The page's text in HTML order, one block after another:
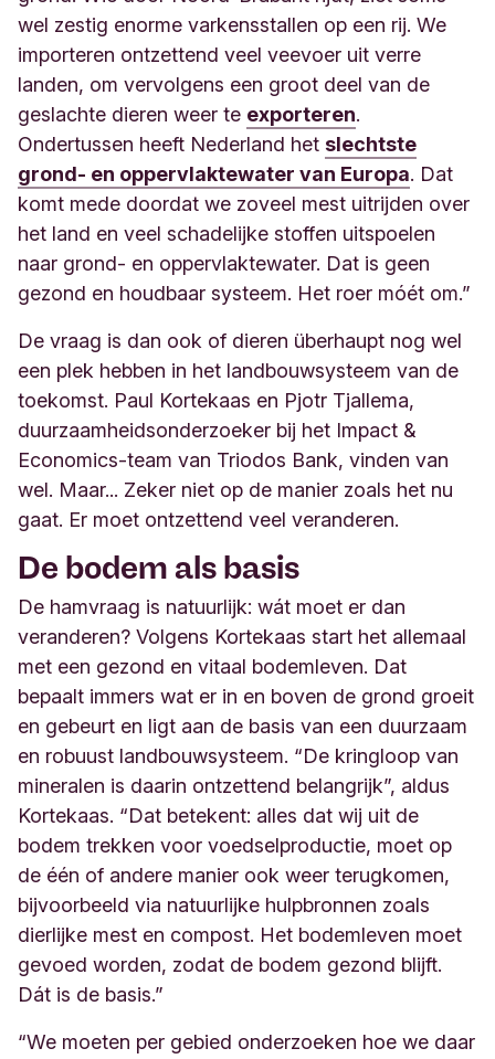
wel zestig enorme varkensstallen op een rij. We
importeren ontzettend veel veevoer uit verre
landen, om vervolgens een groot deel van de
geslachte dieren weer te exporteren.
Ondertussen heeft Nederland het slechtste
grond- en oppervlaktewater van Europa. Dat
komt mede doordat we zoveel mest uitrijden over
het land en veel schadelijke stoffen uitspoelen
naar grond- en oppervlaktewater. Dat is geen
gezond en houdbaar systeem. Het roer móét om.”
De vraag is dan ook of dieren überhaupt nog wel
een plek hebben in het landbouwsysteem van de
toekomst. Paul Kortekaas en Pjotr Tjallema,
duurzaamheidsonderzoeker bij het Impact &
Economics-team van Triodos Bank, vinden van
wel. Maar... Zeker niet op de manier zoals het nu
gaat. Er moet ontzettend veel veranderen.
De bodem als basis
De hamvraag is natuurlijk: wát moet er dan
veranderen? Volgens Kortekaas start het allemaal
met een gezond en vitaal bodemleven. Dat
bepaalt immers wat er in en boven de grond groeit
en gebeurt en ligt aan de basis van een duurzaam
en robuust landbouwsysteem. “De kringloop van
mineralen is daarin ontzettend belangrijk”, aldus
Kortekaas. “Dat betekent: alles dat wij uit de
bodem trekken voor voedselproductie, moet op
de één of andere manier ook weer terugkomen,
bijvoorbeeld via natuurlijke hulpbronnen zoals
dierlijke mest en compost. Het bodemleven moet
gevoed worden, zodat de bodem gezond blijft.
Dát is de basis.”
“We moeten per gebied onderzoeken hoe we daar